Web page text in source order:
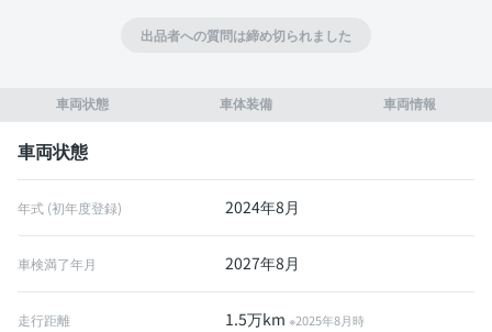
車両状態 車体装備 車両情報
車両状態
年式 (初年度登録) 2024年8月
車検満了年月 2027年8月
走行距離 1.5万km※2025年8月時
出品者への質問は締め切られました